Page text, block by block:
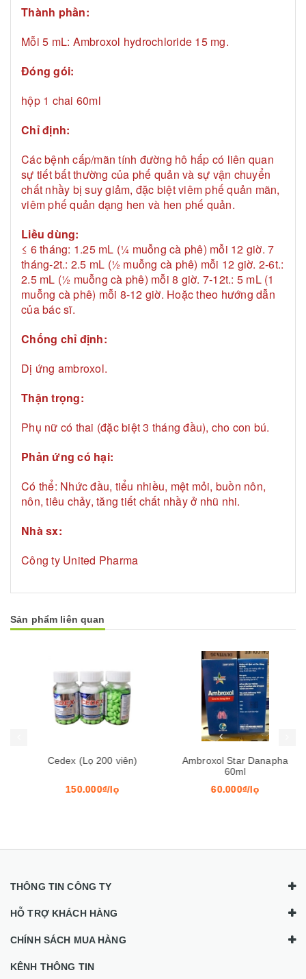
Thành phần:
Mỗi 5 mL: Ambroxol hydrochloride 15 mg.
Đóng gói:
hộp 1 chai 60ml
Chỉ định:
Các bệnh cấp/mãn tính đường hô hấp có liên quan
sự tiết bất thường của phế quản và sự vận chuyển
chất nhầy bị suy giảm, đặc biệt viêm phế quản mãn,
viêm phế quản dạng hen và hen phế quản.
Liều dùng:
≤ 6 tháng: 1.25 mL (¼ muỗng cà phê) mỗi 12 giờ. 7
tháng-2t.: 2.5 mL (½ muỗng cà phê) mỗi 12 giờ. 2-6t.:
2.5 mL (½ muỗng cà phê) mỗi 8 giờ. 7-12t.: 5 mL (1
muỗng cà phê) mỗi 8-12 giờ. Hoặc theo hướng dẫn
của bác sĩ.
Chống chỉ định:
Dị ứng ambroxol.
Thận trọng:
Phụ nữ có thai (đặc biệt 3 tháng đầu), cho con bú.
Phản ứng có hại:
Có thể: Nhức đầu, tiểu nhiều, mệt mỏi, buồn nôn,
nôn, tiêu chảy, tăng tiết chất nhầy ở nhũ nhi.
Nhà sx:
Công ty United Pharma
Sản phẩm liên quan
Cedex (Lọ 200 viên)
150.000₫/lọ
Ambroxol Star Danapha
60ml
60.000₫/lọ
THÔNG TIN CÔNG TY
HỖ TRỢ KHÁCH HÀNG
CHÍNH SÁCH MUA HÀNG
KÊNH THÔNG TIN